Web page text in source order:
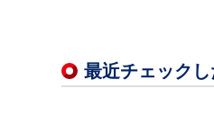
最近チェック